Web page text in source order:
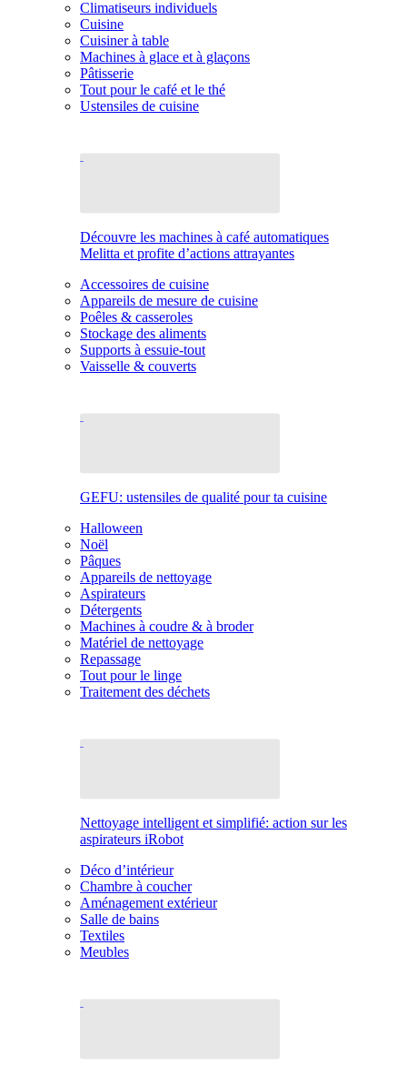
Climatiseurs individuels
Cuisine
Cuisiner à table
Machines à glace et à glaçons
Pâtisserie
Tout pour le café et le thé
Ustensiles de cuisine
Découvre les machines à café automatiques
Melitta et profite d’actions attrayantes
Accessoires de cuisine
Appareils de mesure de cuisine
Poêles & casseroles
Stockage des aliments
Supports à essuie-tout
Vaisselle & couverts
GEFU: ustensiles de qualité pour ta cuisine
Halloween
Noël
Pâques
Appareils de nettoyage
Aspirateurs
Détergents
Machines à coudre & à broder
Matériel de nettoyage
Repassage
Tout pour le linge
Traitement des déchets
Nettoyage intelligent et simplifié: action sur les
aspirateurs iRobot
Déco d’intérieur
Chambre à coucher
Aménagement extérieur
Salle de bains
Textiles
Meubles